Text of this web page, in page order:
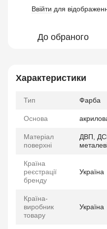
Ввійти для
До обраного
Характеристики
Тип Фарба
Основа
Матеріал
поверхні
ДВП,
Країна
реєстрації
бренду
Україна
Країна-
виробник
товару
Україна